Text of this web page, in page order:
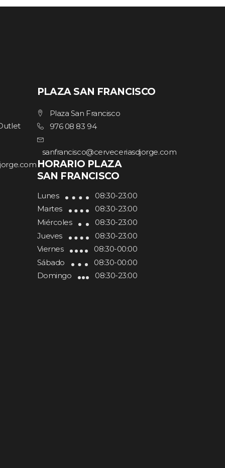
PLAZA SAN FRANCISCO
Plaza San Francisco
976 08 83 94
sanfrancisco@cerveceriasdjorge.com
HORARIO PLAZA
SAN FRANCISCO
Lunes
08:30-23:00
Martes
08:30-23:00
Miércoles
08:30-23:00
Jueves
08:30-23:00
Viernes
08:30-00:00
Sábado
08:30-00:00
Domingo
08:30-23:00